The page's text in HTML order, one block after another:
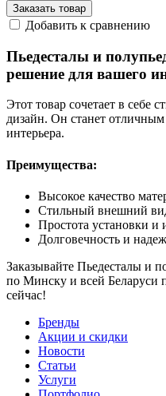
Заказать товар
Добавить к сравнению
Пьедесталы и
решение для вашего
Этот товар сочетает в себе
дизайн. Он станет
интерьера.
Преимущества:
Высокое качество
Стильный внешний
Простота установки и
Долговечность и
Заказывайте Пьедесталы и
по Минску и всей
сейчас!
Бренды
Акции и скидки
Новости
Статьи
Услуги